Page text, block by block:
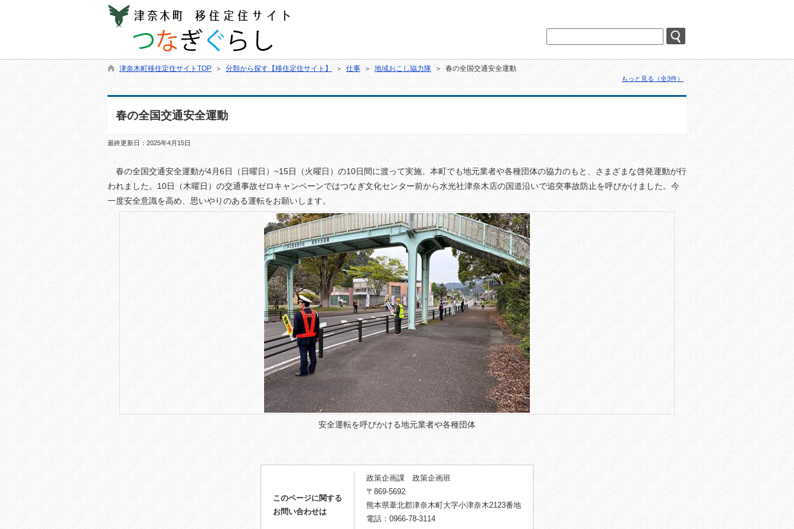
津奈木町移住定住サイトTOP ＞ 分類から探す【移住定住サイト】 ＞ 仕事 ＞ 地域おこし協力隊 ＞ 春の全国交通安全運動
もっと見る（全3件）
春の全国交通安全運動
最終更新日：2025年4月15日
春の全国交通安全運動が4月6日（日曜日）~15日（火曜日）の10日間に渡って実施。本町でも地元業者や各種団体の協力のもと、さまざまな啓発運動が行
われました。10日（木曜日）の交通事故ゼロキャンペーンではつなぎ文化センター前から水光社津奈木店の国道沿いで追突事故防止を呼びかけました。今
一度安全意識を高め、思いやりのある運転をお願いします。
安全運転を呼びかける地元業者や各種団体
このページに関する
お問い合わせは
政策企画課 政策企画班
〒869-5692
熊本県葦北郡津奈木町大字小津奈木2123番地
電話：0966-78-3114